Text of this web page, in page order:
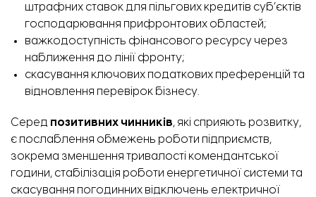
штрафних ставок для пільгових кредитів суб’єктів
господарювання прифронтових областей;
важкодоступність фінансового ресурсу через
наближення до лінії фронту;
скасування ключових податкових преференцій та
відновлення перевірок бізнесу.
Серед позитивних чинників, які сприяють розвитку,
є послаблення обмежень роботи підприємств,
зокрема зменшення тривалості комендантської
години, стабілізація роботи енергетичної системи та
скасування погодинних відключень електричної